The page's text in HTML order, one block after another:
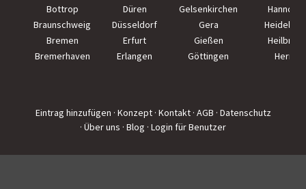
Bottrop
Düren Gelsenkirchen
Hannover
Braunschweig
Düsseldorf Gera
Bremen
Erfurt Gießen
Heilbronn
Bremerhaven
Erlangen Göttingen Herne
Eintrag hinzufügen · Konzept · Kontakt · AGB · Datenschutz
· Über uns · Blog · Login für Benutzer